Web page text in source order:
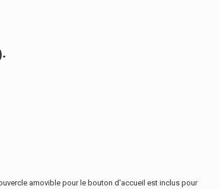
amovible pour le bouton d'accueil est inclus pour